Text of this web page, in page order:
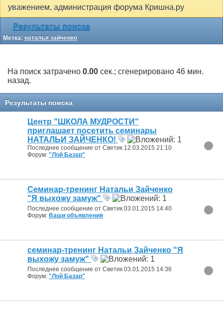
уважением, администрация форума Кришна.ру
Результаты поиска
Метка: наталья зайченко
На поиск затрачено 0.00 сек.; сгенерировано 46 мин.
назад.
Результаты поиска
Центр "ШКОЛА МУДРОСТИ"
приглашает посетить семинары
НАТАЛЬИ ЗАЙЧЕНКО!
Последнее сообщение от Светик 12.03.2015 21:10
Форум: "Лой Базар"
Семинар-тренинг Натальи Зайченко
"Я выхожу замуж"
Последнее сообщение от Светик 03.01.2015 14:40
Форум: Ваши объявления
семинар-тренинг Натальи Зайченко "Я
выхожу замуж"
Последнее сообщение от Светик 03.01.2015 14:36
Форум: "Лой Базар"